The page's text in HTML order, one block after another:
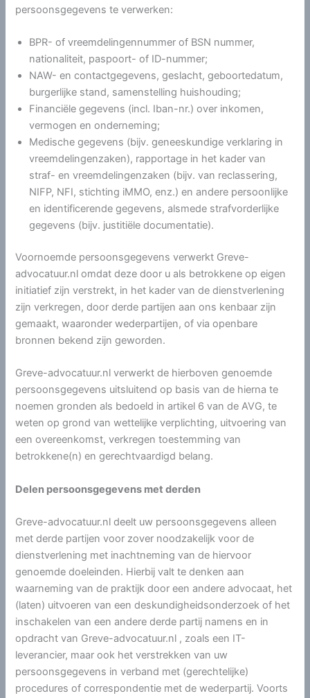
persoonsgegevens te verwerken:
BPR- of vreemdelingennummer of BSN nummer,
nationaliteit, paspoort- of ID-nummer;
NAW- en contactgegevens, geslacht, geboortedatum,
burgerlijke stand, samenstelling huishouding;
Financiële gegevens (incl. Iban-nr.) over inkomen,
vermogen en onderneming;
Medische gegevens (bijv. geneeskundige verklaring in
vreemdelingenzaken), rapportage in het kader van
straf- en vreemdelingenzaken (bijv. van reclassering,
NIFP, NFI, stichting iMMO, enz.) en andere persoonlijke
en identificerende gegevens, alsmede strafvorderlijke
gegevens (bijv. justitiële documentatie).
Voornoemde persoonsgegevens verwerkt Greve-
advocatuur.nl omdat deze door u als betrokkene op eigen
initiatief zijn verstrekt, in het kader van de dienstverlening
zijn verkregen, door derde partijen aan ons kenbaar zijn
gemaakt, waaronder wederpartijen, of via openbare
bronnen bekend zijn geworden.
Greve-advocatuur.nl verwerkt de hierboven genoemde
persoonsgegevens uitsluitend op basis van de hierna te
noemen gronden als bedoeld in artikel 6 van de AVG, te
weten op grond van wettelijke verplichting, uitvoering van
een overeenkomst, verkregen toestemming van
betrokkene(n) en gerechtvaardigd belang.
Delen persoonsgegevens met derden
Greve-advocatuur.nl deelt uw persoonsgegevens alleen
met derde partijen voor zover noodzakelijk voor de
dienstverlening met inachtneming van de hiervoor
genoemde doeleinden. Hierbij valt te denken aan
waarneming van de praktijk door een andere advocaat, het
(laten) uitvoeren van een deskundigheidsonderzoek of het
inschakelen van een andere derde partij namens en in
opdracht van Greve-advocatuur.nl , zoals een IT-
leverancier, maar ook het verstrekken van uw
persoonsgegevens in verband met (gerechtelijke)
procedures of correspondentie met de wederpartij. Voorts